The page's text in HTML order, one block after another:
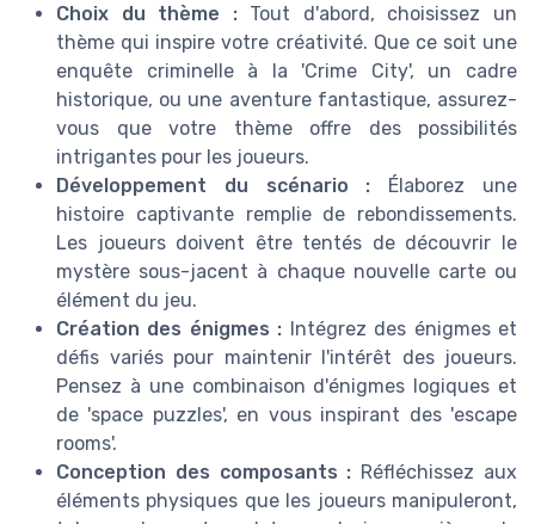
Choix du thème :Tout d'abord, choisissez un
thème qui inspire votre créativité. Que ce soit une
enquête criminelle à la 'Crime City', un cadre
historique, ou une aventure fantastique, assurez-
vous que votre thème offre des possibilités
intrigantes pour les joueurs.
Développement du scénario : Élaborez une
histoire captivante remplie de rebondissements.
Les joueurs doivent être tentés de découvrir le
mystère sous-jacent à chaque nouvelle carte ou
élément du jeu.
Création des énigmes : Intégrez des énigmes et
défis variés pour maintenir l'intérêt des joueurs.
Pensez à une combinaison d'énigmes logiques et
de 'space puzzles', en vous inspirant des 'escape
rooms'.
Conception des composants : Réfléchissez aux
éléments physiques que les joueurs manipuleront,